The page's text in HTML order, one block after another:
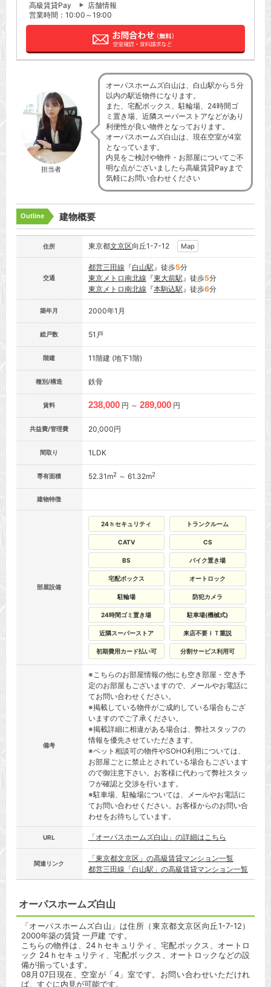
高級賃貸Pay
店舗情報
営業時間：10:00～19:00
担当者
オーパスホームズ白山は、白山駅から５分
以内の駅近物件になります。
また、宅配ボックス、駐輪場、24時間ゴ
ミ置き場、近隣スーパーストアなどがあり
利便性が良い物件となっております。
オーパスホームズ白山は、現在空室が4室
となっています。
内見をご検討や物件・お部屋についてご不
明な点がございましたら高級賃貸Payまで
気軽にお問い合わせください
Outline 建物概要
住所 東京都文京区向丘1-7-12 Map
交通
都営三田線 『白山駅』徒歩5分
東京メトロ南北線 『東大前駅』徒歩5分
東京メトロ南北線 『本駒込駅』徒歩6分
築年月 2000年1月
総戸数 51戸
階建 11階建 (地下1階)
種別/構造 鉄骨
賃料 238,000 円 ～ 289,000 円
共益費/管理費 20,000円
間取り 1LDK
専有面積 52.31m2～ 61.32m2
建物特徴
部屋設備
24ｈセキュリティ トランクルーム
CATV CS
BS バイク置き場
宅配ボックス オートロック
駐輪場 防犯カメラ
24時間ゴミ置き場 駐車場(機械式)
近隣スーパーストア 来店不要ＩＴ重説
初期費用カード払い可 分割サービス利用可
備考
※こちらのお部屋情報の他にも空き部屋・空き予
定のお部屋もございますので、メールやお電話に
てお問い合わせください。
※掲載している物件がご成約している場合もござ
いますのでご了承ください。
※掲載詳細に相違がある場合は、弊社スタッフの
情報を優先させていただきます。
※ペット相談可の物件やSOHO利用については、
お部屋ごとに禁止とされている場合もございます
ので御注意下さい。お客様に代わって弊社スタッ
フが確認と交渉を行います。
※駐車場、駐輪場については、メールやお電話に
てお問い合わせください。お客様からのお問い合
わせをお待ちしています。
URL 「オーパスホームズ白山」の詳細はこちら
関連リンク
「東京都文京区」の高級賃貸マンション一覧
都営三田線「白山駅」の高級賃貸マンション一覧
オーパスホームズ白山
「オーパスホームズ白山」は住所（東京都文京区向丘1-7-12）
2000年築の賃貸 一戸建 です。
こちらの物件は、24ｈセキュリティ、宅配ボックス、オートロ
ック 24ｈセキュリティ、宅配ボックス、オートロックなどの設
備が揃っています。
08月07日現在、空室が「4」室です。お問い合わせいただけれ
ば、すぐに内見が可能です。